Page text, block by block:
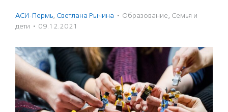
АСИ-Пермь, Светлана Рычина · Образование, Семья и
дети · 09.12.2021